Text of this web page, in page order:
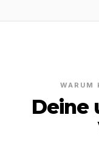
WARUM
Deine